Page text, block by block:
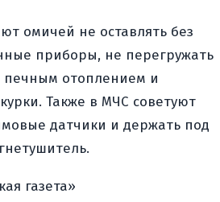
омичей не оставлять без
приборы, не перегружать
печным отоплением и
Также в МЧС советуют
датчики и держать под
газета»